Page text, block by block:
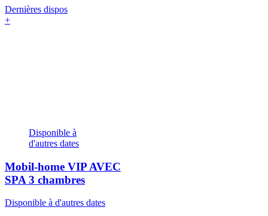
Dernières dispos
+
Disponible à
d'autres dates
Mobil-home VIP AVEC
SPA 3 chambres
Disponible à d'autres dates